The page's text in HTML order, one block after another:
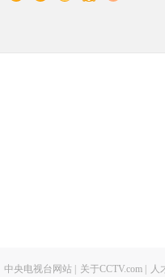
中央电视台网站 关于CCTV.com 人